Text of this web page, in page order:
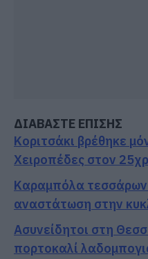
ΔΙΑΒΑΣΤΕ ΕΠΙΣΗΣ
Κοριτσάκι βρέθηκε
Χειροπέδες στον
Καραμπόλα
αναστάτωση στην
Ασυνείδητοι στη
πορτοκαλί